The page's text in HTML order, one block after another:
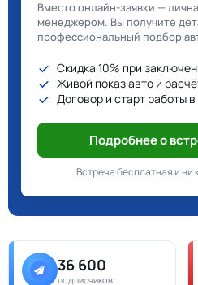
Вместо онлайн-заявки —
менеджером. Вы получите
профессиональный подбор
Скидка 10% при
Живой показ авто и
Договор и старт работы
Подробнее о
Встреча бесплатная и ни
36 600
подписчиков